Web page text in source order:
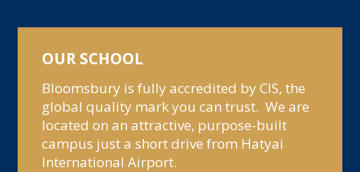
OUR SCHOOL
Bloomsbury is fully accredited by CIS, the
global quality mark you can trust. We are
located on an attractive, purpose-built
campus just a short drive from Hatyai
International Airport.